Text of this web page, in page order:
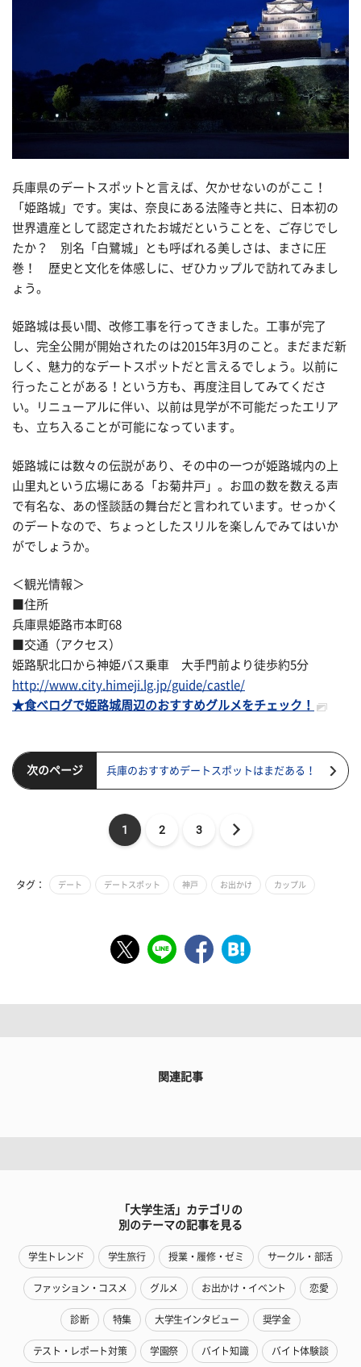
兵庫県のデートスポットと言えば、欠かせないのがここ！
「姫路城」です。実は、奈良にある法隆寺と共に、日本初の
世界遺産として認定されたお城だということを、ご存じでし
たか？ 別名「白鷺城」とも呼ばれる美しさは、まさに圧
巻！ 歴史と文化を体感しに、ぜひカップルで訪れてみまし
ょう。
姫路城は長い間、改修工事を行ってきました。工事が完了
し、完全公開が開始されたのは2015年3月のこと。まだまだ新
しく、魅力的なデートスポットだと言えるでしょう。以前に
行ったことがある！という方も、再度注目してみてくださ
い。リニューアルに伴い、以前は見学が不可能だったエリア
も、立ち入ることが可能になっています。
姫路城には数々の伝説があり、その中の一つが姫路城内の上
山里丸という広場にある「お菊井戸」。お皿の数を数える声
で有名な、あの怪談話の舞台だと言われています。せっかく
のデートなので、ちょっとしたスリルを楽しんでみてはいか
がでしょうか。
＜観光情報＞
■住所
兵庫県姫路市本町68
■交通（アクセス）
姫路駅北口から神姫バス乗車 大手門前より徒歩約5分
http://www.city.himeji.lg.jp/guide/castle/
★食べログで姫路城周辺のおすすめグルメをチェック！
次のページ 兵庫のおすすめデートスポットはまだある！
1 2 3
タグ： デート デートスポット 神戸 お出かけ カップル
関連記事
「大学生活」カテゴリの
別のテーマの記事を見る
学生トレンド 学生旅行 授業・履修・ゼミ サークル・部活
ファッション・コスメ グルメ お出かけ・イベント 恋愛
診断 特集 大学生インタビュー 奨学金
テスト・レポート対策 学園祭 バイト知識 バイト体験談